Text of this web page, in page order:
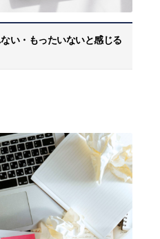
い・もったいないと感じる